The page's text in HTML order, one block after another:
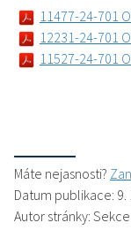
11477-24-701
12231-24-701
11527-24-701
Máte nejasnosti?
Datum publikace: 9.
Autor stránky: